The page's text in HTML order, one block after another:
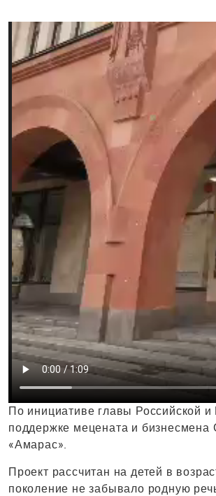
По инициативе главы Российской
поддержке мецената и бизнесмена
«Амарас».
Проект рассчитан на детей в
поколение не забывало родную